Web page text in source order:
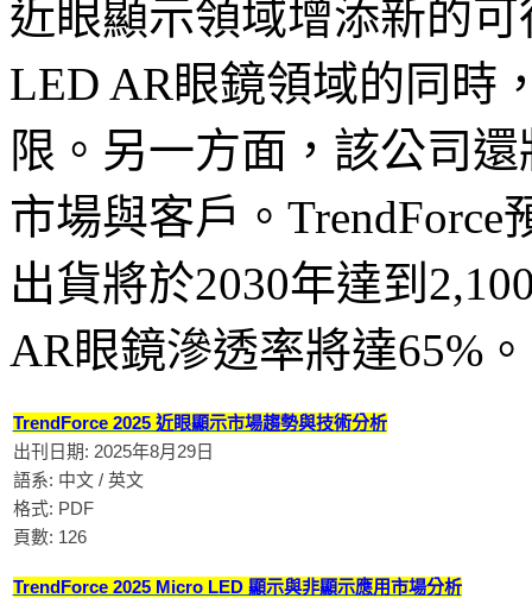
近眼顯示領域增添新的
LED AR眼鏡領域的同時
限。另一方面，該公司
市場與客戶。
出貨將於2030年達到
AR眼鏡滲透率將達65%。
TrendForce 2025 近眼顯示市場趨勢與技術分析
出刊日期: 2025年8月29日
語系: 中文 / 英文
格式: PDF
頁數: 126
TrendForce 2025 Micro LED 顯示與非顯示應用市場分析